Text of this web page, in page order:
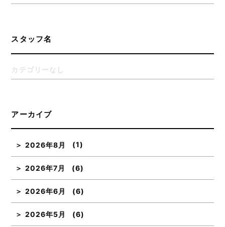
スタッフ名
カテゴリーなし
アーカイブ
2026年8月 (1)
2026年7月 (6)
2026年6月 (6)
2026年5月 (6)